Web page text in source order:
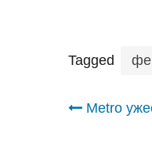
Tagged
Metro